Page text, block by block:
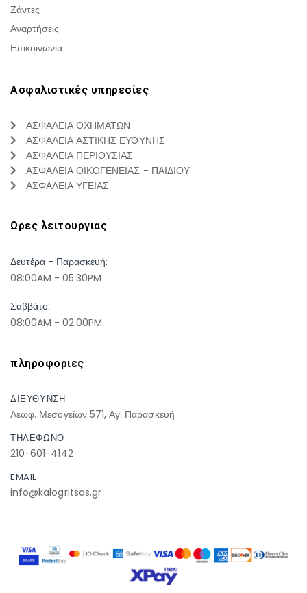
Ζάντες
Αναρτήσεις
Επικοινωνία
Ασφαλιστικές υπηρεσίες
ΑΣΦΑΛΕΙΑ ΟΧΗΜΑΤΩΝ
ΑΣΦΑΛΕΙΑ ΑΣΤΙΚΗΣ ΕΥΘΥΝΗΣ
ΑΣΦΑΛΕΙΑ ΠΕΡΙΟΥΣΙΑΣ
ΑΣΦΑΛΕΙΑ ΟΙΚΟΓΕΝΕΙΑΣ - ΠΑΙΔΙΟΥ
ΑΣΦΑΛΕΙΑ ΥΓΕΙΑΣ
Ωρες λειτουργιας
Δευτέρα - Παρασκευή:
08:00AM - 05:30PM
Σαββάτο:
08:00AM - 02:00PM
πληροφοριες
ΔΙΕΥΘΥΝΣΗ
Λεωφ. Μεσογείων 571, Αγ. Παρασκευή
ΤΗΛΕΦΩΝΟ
210-601-4142
EMAIL
info@kalogritsas.gr